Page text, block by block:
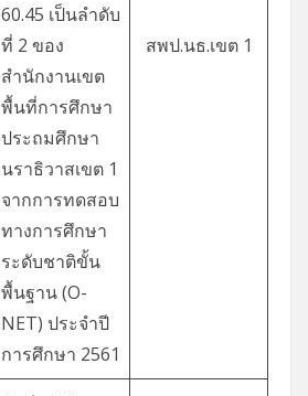
60.45 เป็นลำดับ
ที่ 2 ของ
สำนักงานเขต
พื้นที่การศึกษา
ประถมศึกษา
นราธิวาสเขต 1
จากการทดสอบ
ทางการศึกษา
ระดับชาติขั้น
พื้นฐาน (O-
NET) ประจำปี
การศึกษา 2561
สพป.นธ.เขต 1